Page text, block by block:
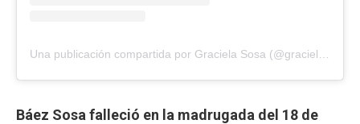
Báez Sosa falleció en la madrugada del 18 de